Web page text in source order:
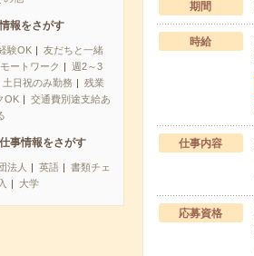
報をさがす
験OK
友だちと一緒
ートワーク
週2～3
土日祝のみ勤務
残業
OK
交通費別途支給あ
事情報をさがす
法人 英語
書類チェ
大学
期間
時給
仕事内容
応募資格